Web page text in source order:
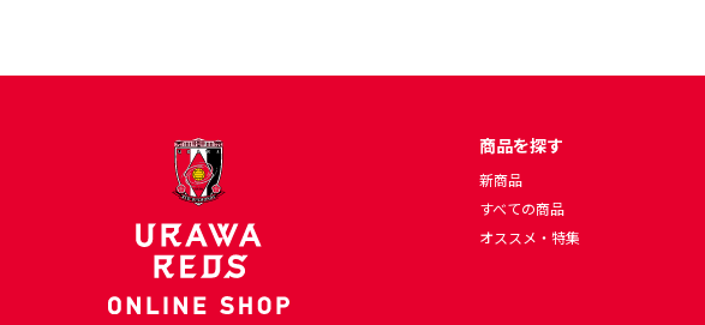
商品を探す
新商品
すべての商品
オススメ・特集